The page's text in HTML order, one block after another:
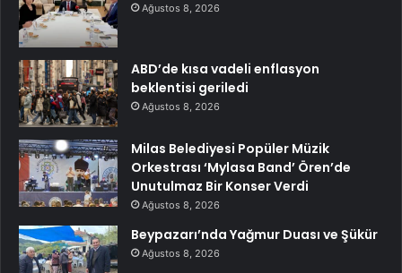
Ağustos 8, 2026
ABD’de kısa vadeli enflasyon
beklentisi geriledi
Ağustos 8, 2026
Milas Belediyesi Popüler Müzik
Orkestrası ‘Mylasa Band’ Ören’de
Unutulmaz Bir Konser Verdi
Ağustos 8, 2026
Beypazarı’nda Yağmur Duası ve Şükür
Ağustos 8, 2026